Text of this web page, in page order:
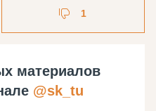
1
материалов
@sk_tu